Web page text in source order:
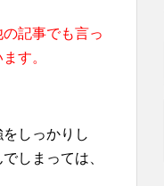
記事でも言っ
す。
しっかりし
しまっては、